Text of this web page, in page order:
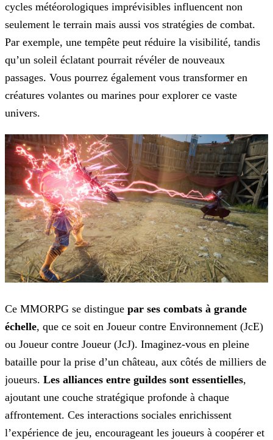
cycles météorologiques imprévisibles influencent non
seulement le terrain mais aussi vos stratégies de combat.
Par exemple, une tempête peut réduire la visibilité, tandis
qu’un soleil éclatant pourrait révéler de nouveaux
passages. Vous pourrez également vous transformer en
créatures volantes ou marines pour explorer ce vaste
univers.
Ce MMORPG se distingue par ses combats à grande
échelle, que ce soit en Joueur contre Environnement (JcE)
ou Joueur contre Joueur (JcJ). Imaginez-vous en pleine
bataille pour la prise d’un château, aux côtés de milliers de
joueurs. Les alliances entre guildes sont essentielles,
ajoutant une couche stratégique profonde à chaque
affrontement. Ces interactions sociales enrichissent
l’expérience de jeu, encourageant les joueurs à coopérer et